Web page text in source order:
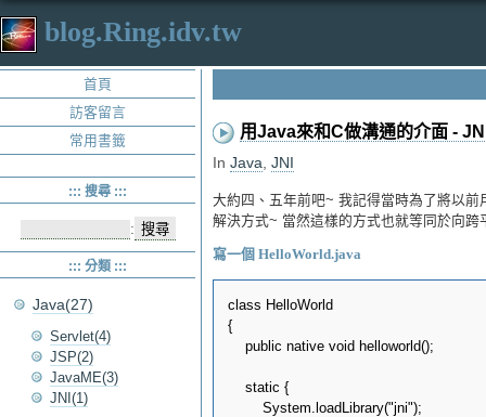
blog.Ring.idv.tw
用Java來和C做溝通的介面 -
In Java JNI
大約四、五年前吧~ 我記得當時為了將以
解決方式~ 當然這樣的方式也就等同於向
寫一個 HelloWorld.java
class HelloWorld
{
    public native void helloworld();
    static {
        System.loadLibrary("jni");
首頁
訪客留言
常用書籤
::: 搜尋 :::
:
::: 分類 :::
Java(27)
Servlet(4)
JSP(2)
JavaME(3)
JNI(1)